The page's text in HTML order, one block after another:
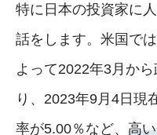
特に日本の投資家に
話をします。米国で
よって2022年3月か
り、2023年9月4日現
率が5.00％など、 高